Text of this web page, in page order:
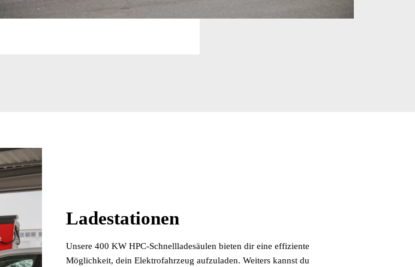
Ladestationen
Unsere 400 KW HPC-Schnellladesäulen bieten dir eine effiziente
Möglichkeit, dein Elektrofahrzeug aufzuladen. Weiters kannst du